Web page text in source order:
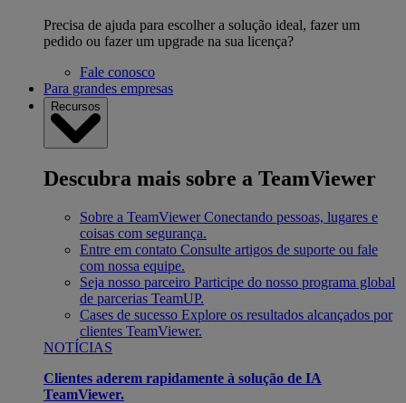
Precisa de ajuda para escolher a solução ideal, fazer um
pedido ou fazer um upgrade na sua licença?
Fale conosco
Para grandes empresas
Recursos
Descubra mais sobre a TeamViewer
Sobre a TeamViewer Conectando pessoas, lugares e
coisas com segurança.
Entre em contato Consulte artigos de suporte ou fale
com nossa equipe.
Seja nosso parceiro Participe do nosso programa global
de parcerias TeamUP.
Cases de sucesso Explore os resultados alcançados por
clientes TeamViewer.
NOTÍCIAS
Clientes aderem rapidamente à solução de IA
TeamViewer.